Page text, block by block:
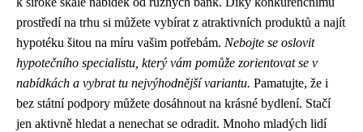
prostředí na trhu si můžete vybírat z atraktivních produktů a najít
hypotéku šitou na míru vašim potřebám. Nebojte se oslovit
hypotečního specialistu, který vám pomůže zorientovat se v
nabídkách a vybrat tu nejvýhodnější variantu. Pamatujte, že i
bez státní podpory můžete dosáhnout na krásné bydlení. Stačí
jen aktivně hledat a nenechat se odradit. Mnoho mladých lidí